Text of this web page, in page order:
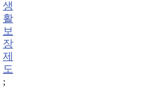
생
활
보
장
제
도
;